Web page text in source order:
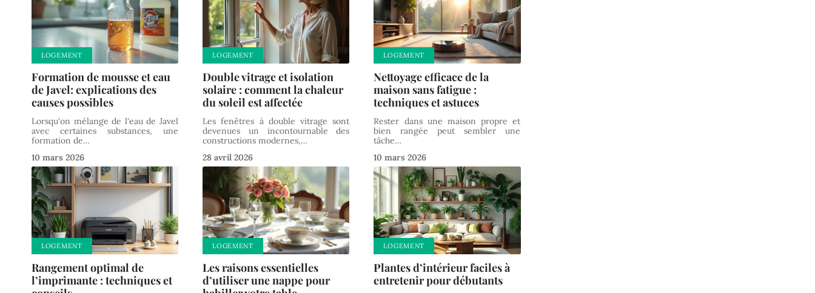
LOGEMENT
Formation de mousse et eau
de Javel: explications des
causes possibles
Lorsqu'on mélange de l'eau de Javel
avec certaines substances, une
formation de…
10 mars 2026
LOGEMENT
Double vitrage et isolation
solaire : comment la chaleur
du soleil est affectée
Les fenêtres à double vitrage sont
devenues un incontournable des
constructions modernes,…
28 avril 2026
LOGEMENT
Nettoyage efficace de la
maison sans fatigue :
techniques et astuces
Rester dans une maison propre et
bien rangée peut sembler une
tâche…
10 mars 2026
LOGEMENT
Rangement optimal de
l’imprimante : techniques et
LOGEMENT
Les raisons essentielles
d’utiliser une nappe pour
LOGEMENT
Plantes d’intérieur faciles à
entretenir pour débutants